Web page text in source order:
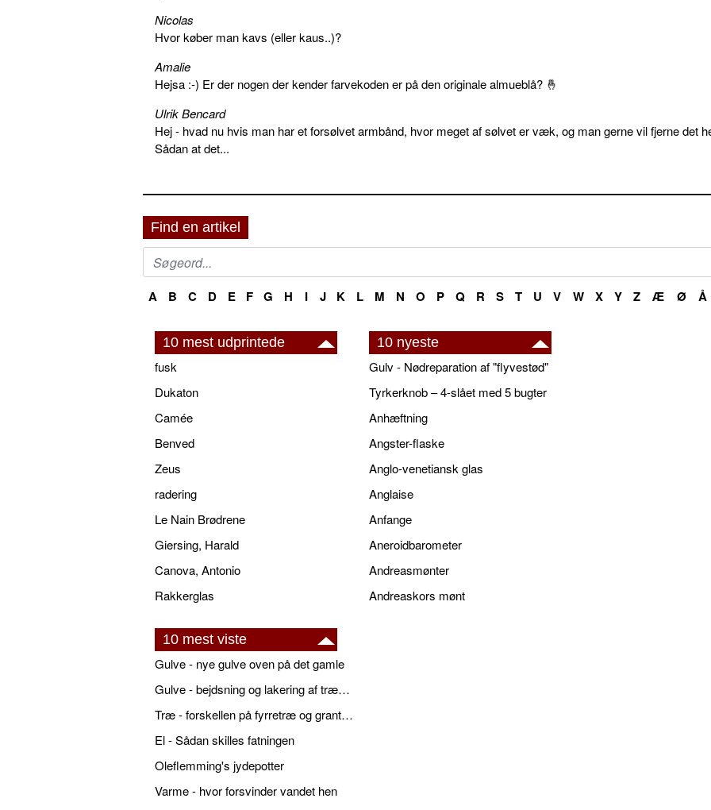
Nicolas
Hvor køber man kavs (eller kaus..)?
Amalie
Hejsa :-) Er der nogen der kender farvekoden er på den originale almueblå? 🤞
Ulrik Bencard
Hej - hvad nu hvis man har et forsølvet armbånd, hvor meget af sølvet er væk, og man gerne vil fjerne det
Sådan at det...
Find en artikel
A B C D E F G H I J K L M N O P Q R S T U V W X Y Z Æ Ø Å
10 mest udprintede
fusk
Dukaton
Camée
Benved
Zeus
radering
Le Nain Brødrene
Giersing, Harald
Canova, Antonio
Rakkerglas
10 nyeste
Gulv - Nødreparation af "flyvestød"
Tyrkerknob – 4-slået med 5 bugter
Anhæftning
Angster-flaske
Anglo-venetiansk glas
Anglaise
Anfange
Aneroidbarometer
Andreasmønter
Andreaskors mønt
10 mest viste
Gulve - nye gulve oven på det gamle
Gulve - bejdsning og lakering af trægulve
Træ - forskellen på fyrretræ og grantræ
El - Sådan skilles fatningen
Oleflemming's jydepotter
Varme - hvor forsvinder vandet hen